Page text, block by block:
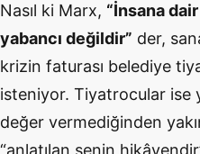
Nasıl ki Marx, “İnsana
yabancı değildir” der,
krizin faturası belediye
isteniyor. Tiyatrocular ise
değer vermediğinden
“anlatılan senin